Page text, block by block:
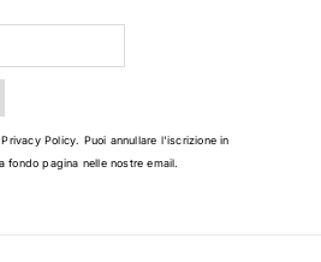
Privacy Policy . Puoi annullare l'iscrizione in
fondo pagina nelle nostre email.